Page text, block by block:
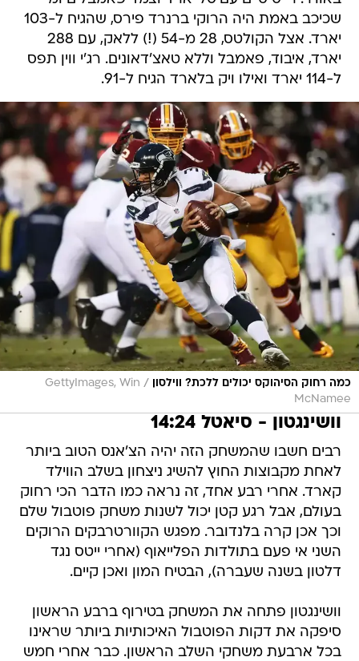
שכיכב באמת היה הרוקי ברנרד פירס, שהגיח ל-103
יארד. אצל הקולטס, 28 מ-54 (!) ללאק, עם 288
יארד, איבוד, פאמבל וללא טאצ'דאונים. רג'י ווין תפס
ל-114 יארד ואילו ויק בלארד הגיח ל-91.
כמה רחוק הסיהוקס יכולים ללכת? ווילסון /
GettyImages, Win
McNamee
וושינגטון - סיאטל 14:24
רבים חשבו שהמשחק הזה יהיה הצ'אנס הטוב ביותר
לאחת מקבוצות החוץ להשיג ניצחון בשלב הווילד
קארד. אחרי רבע אחד, זה נראה כמו הדבר הכי רחוק
בעולם, אבל רגע קטן יכול לשנות משחק פוטבול שלם
וכך אכן קרה בלנדובר. מפגש הקוורטרבקים הרוקים
השני אי פעם בתולדות הפלייאוף (אחרי ייטס נגד
דלטון בשנה שעברה), הבטיח המון ואכן קיים.
וושינגטון פתחה את המשחק בטירוף ברבע הראשון
סיפקה את דקות הפוטבול האיכותיות ביותר שראינו
בכל ארבעת משחקי השלב הראשון. כבר אחרי חמש